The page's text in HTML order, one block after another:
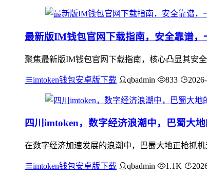
最新版IM钱包官网下载指南，安全靠谱，
聚焦最新版IM钱包官网下载指南，核心凸显其安
imtoken钱包安卓版下载 qbadmin 833
四川imtoken，数字经济浪潮中，巴蜀大
在数字经济加速发展的浪潮中，巴蜀大地正抢抓
imtoken钱包安卓版下载 qbadmin 1.1K